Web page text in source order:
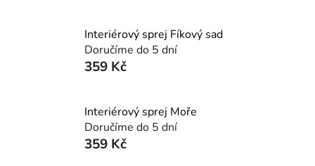
Interiérový sprej Fíkový sad
Doručíme do 5 dní
359 Kč
Interiérový sprej Moře
Doručíme do 5 dní
359 Kč